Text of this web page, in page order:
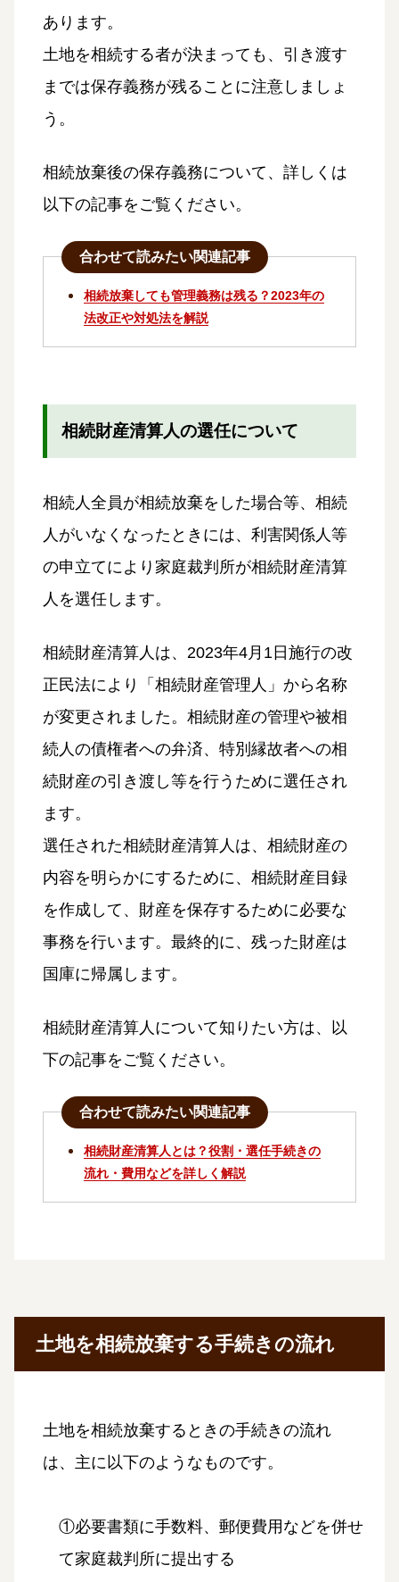
あります。
土地を相続する者が決まっても、引き渡す
までは保存義務が残ることに注意しましょ
う。
相続放棄後の保存義務について、詳しくは
以下の記事をご覧ください。
合わせて読みたい関連記事
相続放棄しても管理義務は残る？2023年の
法改正や対処法を解説
相続財産清算人の選任について
相続人全員が相続放棄をした場合等、相続
人がいなくなったときには、利害関係人等
の申立てにより家庭裁判所が相続財産清算
人を選任します。
相続財産清算人は、2023年4月1日施行の改
正民法により「相続財産管理人」から名称
が変更されました。相続財産の管理や被相
続人の債権者への弁済、特別縁故者への相
続財産の引き渡し等を行うために選任され
ます。
選任された相続財産清算人は、相続財産の
内容を明らかにするために、相続財産目録
を作成して、財産を保存するために必要な
事務を行います。最終的に、残った財産は
国庫に帰属します。
相続財産清算人について知りたい方は、以
下の記事をご覧ください。
合わせて読みたい関連記事
相続財産清算人とは？役割・選任手続きの
流れ・費用などを詳しく解説
土地を相続放棄する手続きの流れ
土地を相続放棄するときの手続きの流れ
は、主に以下のようなものです。
①必要書類に手数料、郵便費用などを併せ
て家庭裁判所に提出する